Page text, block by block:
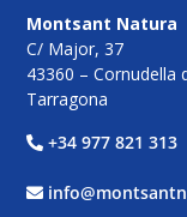
Montsant Natura
C/ Major, 37
43360 – Cornudella
Tarragona
+34 977 821 313